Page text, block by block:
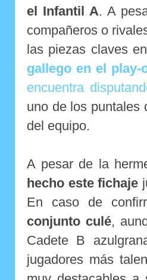
el Infantil A. A
compañeros o
las piezas claves
gallego en el
encuentra
uno de los puntales
del equipo.
A pesar de la
hecho este fichaje
En caso de
conjunto culé,
Cadete B
jugadores más